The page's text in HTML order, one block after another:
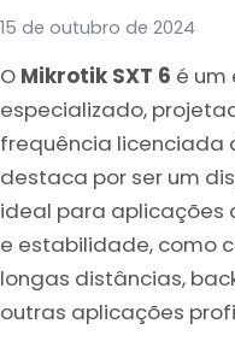
15 de outubro de 2024
O Mikrotik SXT 6 é um
especializado,
frequência licenciada
destaca por ser um
ideal para aplicações
e estabilidade, como
longas distâncias,
outras aplicações